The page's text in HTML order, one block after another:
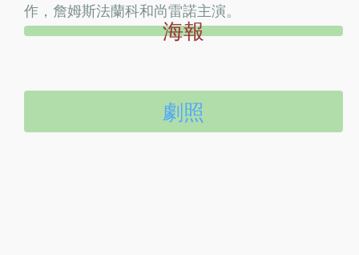
作，詹姆斯法蘭科和尚雷諾主演。
海報
劇照